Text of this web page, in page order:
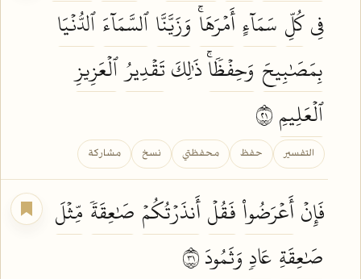
فِيكُلِّ سَمَآءٍأَمۡرَهَاۚ وَزَيَّنَّاٱلسَّمَآءَٱلدُّنۡيَا
بِمَصَٰبِيحَ وَحِفۡظٗاۚذَٰلِكَتَقۡدِيرُٱلۡعَزِيزِ
ٱلۡعَلِيمِ
التفسير حفظ محفظتي نسخ مشاركة
فَإِنۡأَعۡرَضُواْ فَقُلۡأَنذَرۡتُكُمۡ صَٰعِقَةٗمِّثۡلَ
صَٰعِقَةِ عَادٖوَثَمُودَ ١٣